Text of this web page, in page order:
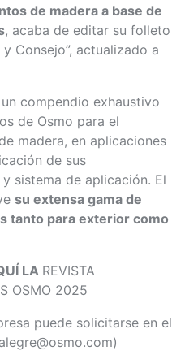
de madera a base de
, acaba de editar su folleto
Consejo”, actualizado a
compendio exhaustivo
de Osmo para el
madera, en aplicaciones
de sus
sistema de aplicación. El
su extensa gama de
tanto para exterior como
LA REVISTA
OSMO 2025
puede solicitarse en el